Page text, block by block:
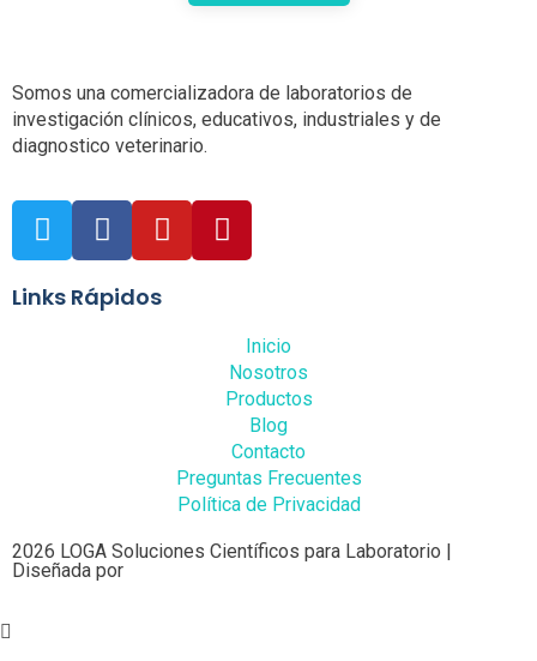
Somos una comercializadora de laboratorios de
investigación clínicos, educativos, industriales y de
diagnostico veterinario.
Links Rápidos
Inicio
Nosotros
Productos
Blog
Contacto
Preguntas Frecuentes
Política de Privacidad
2026 LOGA Soluciones Científicos para Laboratorio |
Diseñada por